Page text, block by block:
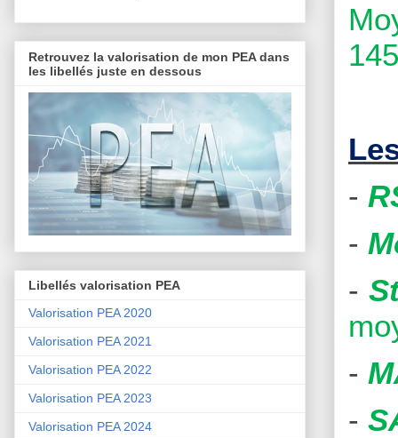
-
-
-
-
-
Retrouvez la valorisation de mon PEA dans
les libellés juste en dessous
Libellés valorisation PEA
Valorisation PEA 2020
Valorisation PEA 2021
Valorisation PEA 2022
Valorisation PEA 2023
Valorisation PEA 2024